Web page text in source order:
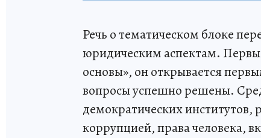
Речь о тематическом блоке
юридическим аспектам.
основы», он открывается
вопросы успешно решены.
демократических институтов,
коррупцией, права человека,